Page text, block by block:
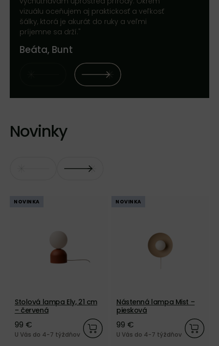
vizuálu oceňujem aj praktickosť a veľkosť
šálky, ktorá je akurát do ruky a veľmi
príjemne sa drží."
Beáta, Bunt
Novinky
NOVINKA
Stolová lampa Ely, 21 cm
– červená
99 €
U Vás do 4-7 týždňov
NOVINKA
Nástenná lampa Mist –
piesková
99 €
U Vás do 4-7 týždňov